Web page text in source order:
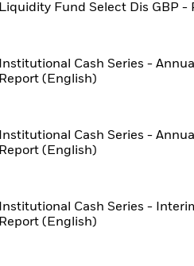
Liquidity Fund Select Dis GBP -
Institutional Cash Series -
Report (English)
Institutional Cash Series -
Report (English)
Institutional Cash Series -
Report (English)